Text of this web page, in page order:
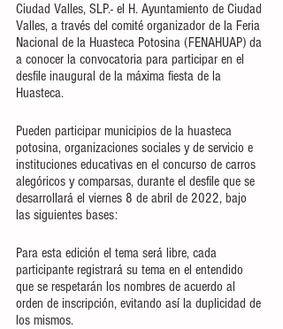
Ciudad Valles, SLP.- el H. Ayuntamiento de Ciudad
Valles, a través del comité organizador de la Feria
Nacional de la Huasteca Potosina (FENAHUAP) da
a conocer la convocatoria para participar en el
desfile inaugural de la máxima fiesta de la
Huasteca.
Pueden participar municipios de la huasteca
potosina, organizaciones sociales y de servicio e
instituciones educativas en el concurso de carros
alegóricos y comparsas, durante el desfile que se
desarrollará el viernes 8 de abril de 2022, bajo
las siguientes bases:
Para esta edición el tema será libre, cada
participante registrará su tema en el entendido
que se respetarán los nombres de acuerdo al
orden de inscripción, evitando así la duplicidad de
los mismos.